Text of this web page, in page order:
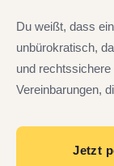
Du weißt, dass
unbürokratisch,
und
Vereinbarungen,
Jetzt